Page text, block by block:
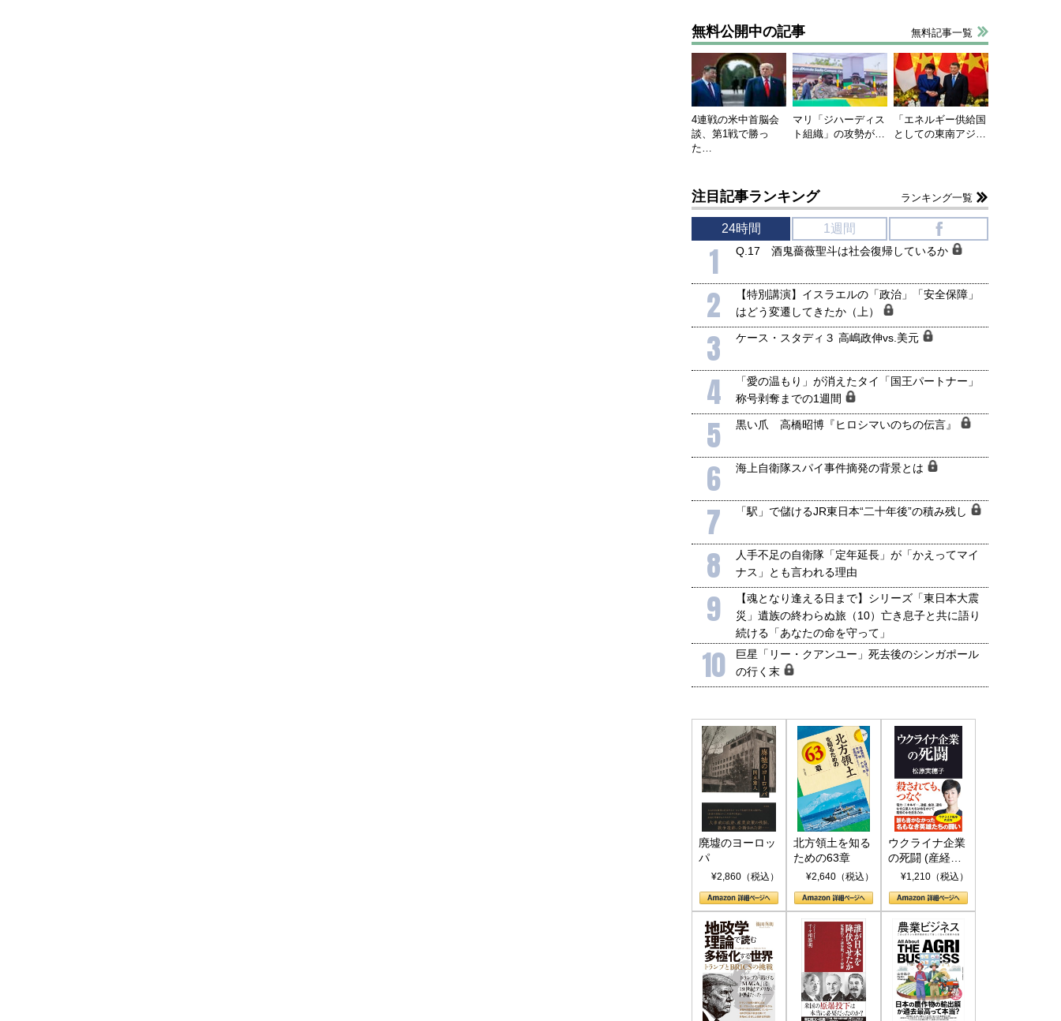
無料公開中の記事 無料記事一覧
4連戦の米中首脳会
談、第1戦で勝っ
た…
マリ「ジハーディス
ト組織」の攻勢が…
「エネルギー供給国
としての東南アジ…
注目記事ランキング ランキング一覧
24時間 1週間
1 Q.17 酒鬼薔薇聖斗は社会復帰しているか
2
【特別講演】イスラエルの「政治」「安全保障」
はどう変遷してきたか（上）
3 ケース・スタディ３ 高嶋政伸vs.美元
4
「愛の温もり」が消えたタイ「国王パートナー」
称号剥奪までの1週間
5 黒い爪 高橋昭博『ヒロシマいのちの伝言』
6 海上自衛隊スパイ事件摘発の背景とは
7 「駅」で儲けるJR東日本“二十年後”の積み残し
8
人手不足の自衛隊「定年延長」が「かえってマイ
ナス」とも言われる理由
9
【魂となり逢える日まで】シリーズ「東日本大震
災」遺族の終わらぬ旅（10）亡き息子と共に語り
続ける「あなたの命を守って」
10
巨星「リー・クアンユー」死去後のシンガポール
の行く末
廃墟のヨーロッ
パ
¥2,860（税込）
北方領土を知る
ための63章
¥2,640（税込）
ウクライナ企業
の死闘 (産経セ
レクト S 039)
¥1,210（税込）